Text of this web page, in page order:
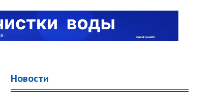
Новости